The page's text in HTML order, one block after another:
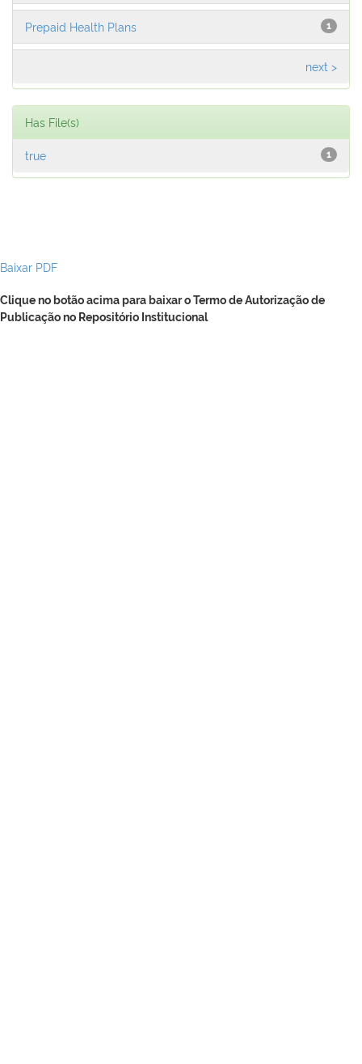
1
Prepaid Health Plans
next >
Has File(s)
1
true
Baixar PDF
Clique no botão acima para baixar o Termo de Autorização de
Publicação no Repositório Institucional